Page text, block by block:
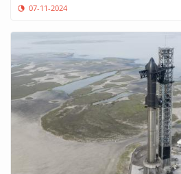
07-11-2024